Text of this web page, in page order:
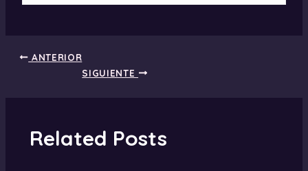
ANTERIOR
SIGUIENTE
Related Posts